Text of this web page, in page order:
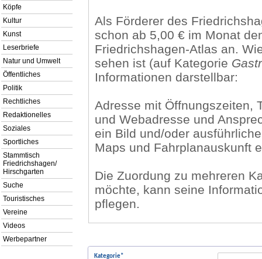
Köpfe
Kultur
Kunst
Leserbriefe
Natur und Umwelt
Öffentliches
Politik
Rechtliches
Redaktionelles
Soziales
Sportliches
Stammtisch
Friedrichshagen/
Hirschgarten
Suche
Touristisches
Vereine
Videos
Werbepartner
Als Förderer des
schon ab 5,00 € im Monat
Friedrichshagen-Atlas an.
sehen ist (auf Kategorie
Informationen darstellbar:
Adresse mit Öffnungszeiten,
und Webadresse und
ein Bild und/oder
Maps und Fahrplanauskunft
Die Zuordung zu mehreren
möchte, kann seine
pflegen.
Kategorie*